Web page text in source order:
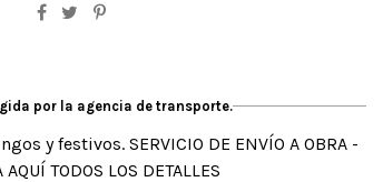
por la agencia de transporte.
y festivos. SERVICIO DE ENVÍO A OBRA -
AQUÍ TODOS LOS DETALLES